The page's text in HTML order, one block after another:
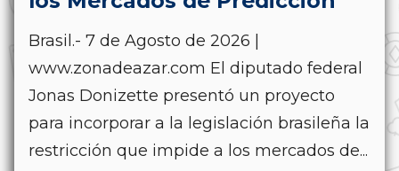
Brasil.- 7 de Agosto de 2026 |
www.zonadeazar.com El diputado federal
Jonas Donizette presentó un proyecto
para incorporar a la legislación brasileña la
restricción que impide a los mercados de...